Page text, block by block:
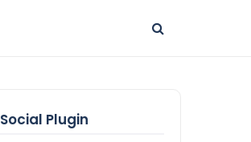
Social Plugin